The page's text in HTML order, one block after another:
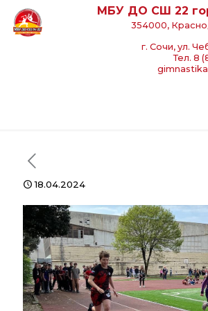
МБУ ДО СШ 22
354000,
г. Сочи, ул.
Тел. 8
18.04.2024